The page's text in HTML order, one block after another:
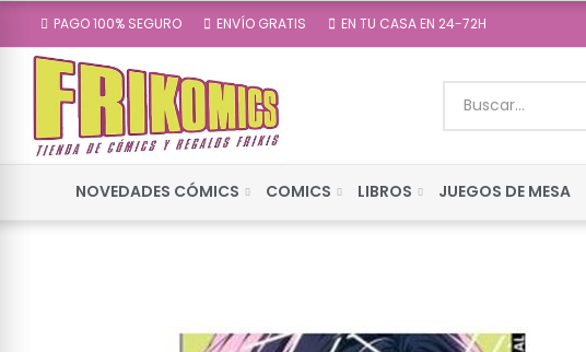
PAGO 100% SEGURO ENVÍO GRATIS EN TU CASA EN 24-72H
NOVEDADES CÓMICS COMICS LIBROS JUEGOS DE MESA